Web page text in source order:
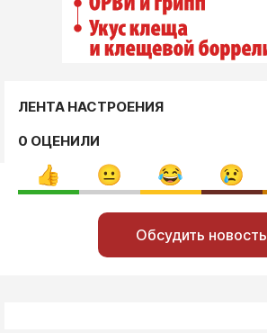
ЛЕНТА НАСТРОЕНИЯ
0 ОЦЕНИЛИ
Обсудить новость